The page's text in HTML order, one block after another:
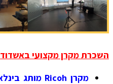
השכרת מקרן מקצועי באשדוד